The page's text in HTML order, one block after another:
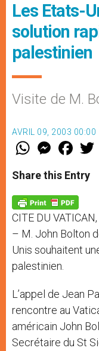
Les Etats-
solution
palestinien
Visite de M.
AVRIL 09, 2003 00:00
W
t
s
p
p
M
e
s
e
g
e
r
F
a
e
b
o
k
Share this Entry
CITE DU
– M. John Bolton
Unis souhaitent
palestinien.
L’appel de Jean
rencontre au
américain John
Secrétaire du St